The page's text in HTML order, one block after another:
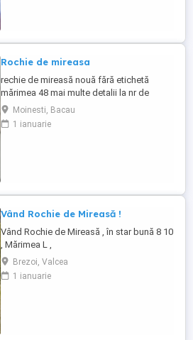
Rochie de mireasa
rechie de mireasă nouă fără etichetă
mărimea 48 mai multe detalii la nr de
telefonMoinesti, Bacau
1 ianuarie
Vând Rochie de Mireasă !
Vând Rochie de Mireasă , în star bună 8 10
, Mărimea L ,
Brezoi, Valcea
1 ianuarie